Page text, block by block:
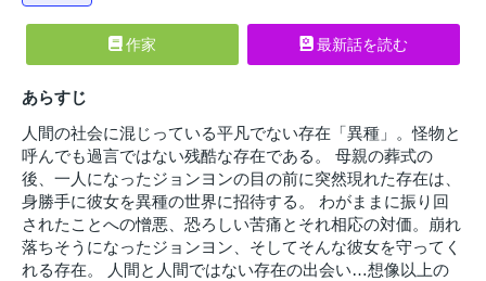
作家 最新話を読む
あらすじ
人間の社会に混じっている平凡でない存在「異種」。怪物と
呼んでも過言ではない残酷な存在である。 母親の葬式の
後、一人になったジョンヨンの目の前に突然現れた存在は、
身勝手に彼女を異種の世界に招待する。 わがままに振り回
されたことへの憎悪、恐ろしい苦痛とそれ相応の対価。崩れ
落ちそうになったジョンヨン、そしてそんな彼女を守ってく
れる存在。 人間と人間ではない存在の出会い…想像以上の